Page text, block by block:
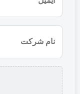
شرکت
استعلام